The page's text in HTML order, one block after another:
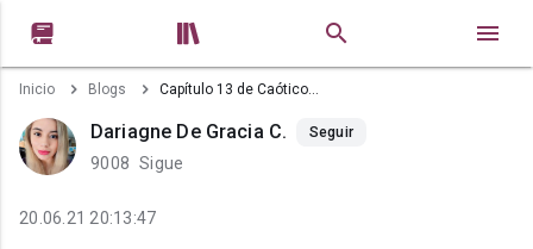
 
Inicio Blogs Capítulo 13 de Caótico, publicado.
Dariagne De Gracia C. Seguir
9008 Sigue
20.06.21 20:13:47